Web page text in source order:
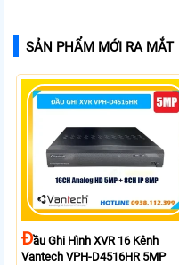
SẢN PHẨM MỚI RA MẮT
ĐẦu Ghi Hình XVR 16 Kênh
Vantech VPH-D4516HR 5MP